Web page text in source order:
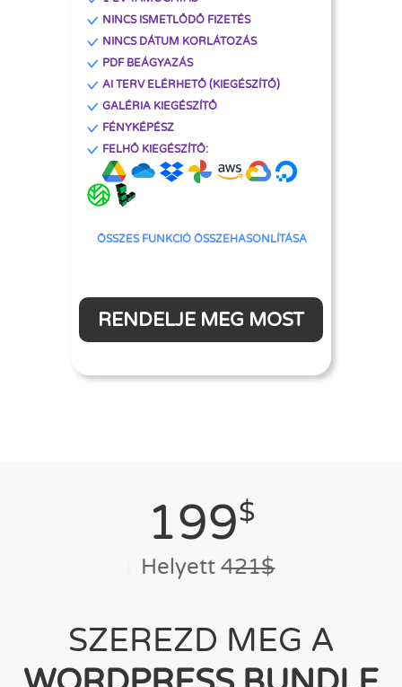
NINCS ISMETLŐDŐ FIZETÉS
NINCS DÁTUM KORLÁTOZÁS
PDF BEÁGYAZÁS
AI TERV ELÉRHETŐ (KIEGÉSZÍTŐ)
GALÉRIA KIEGÉSZÍTŐ
FÉNYKÉPÉSZ
FELHŐ KIEGÉSZÍTŐ:
ÖSSZES FUNKCIÓ ÖSSZEHASONLÍTÁSA
RENDELJE MEG MOST
199$
Helyett421$
SZEREZD MEG A